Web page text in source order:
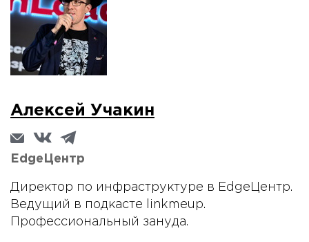
Алексей Учакин
EdgeЦентр
Директор по инфраструктуре в EdgeЦентр.
Ведущий в подкасте linkmeup.
Профессиональный зануда.